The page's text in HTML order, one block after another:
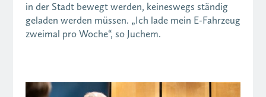
in der Stadt bewegt werden, keineswegs ständig
geladen werden müssen. „Ich lade mein E-Fahrzeug
zweimal pro Woche“, so Juchem.